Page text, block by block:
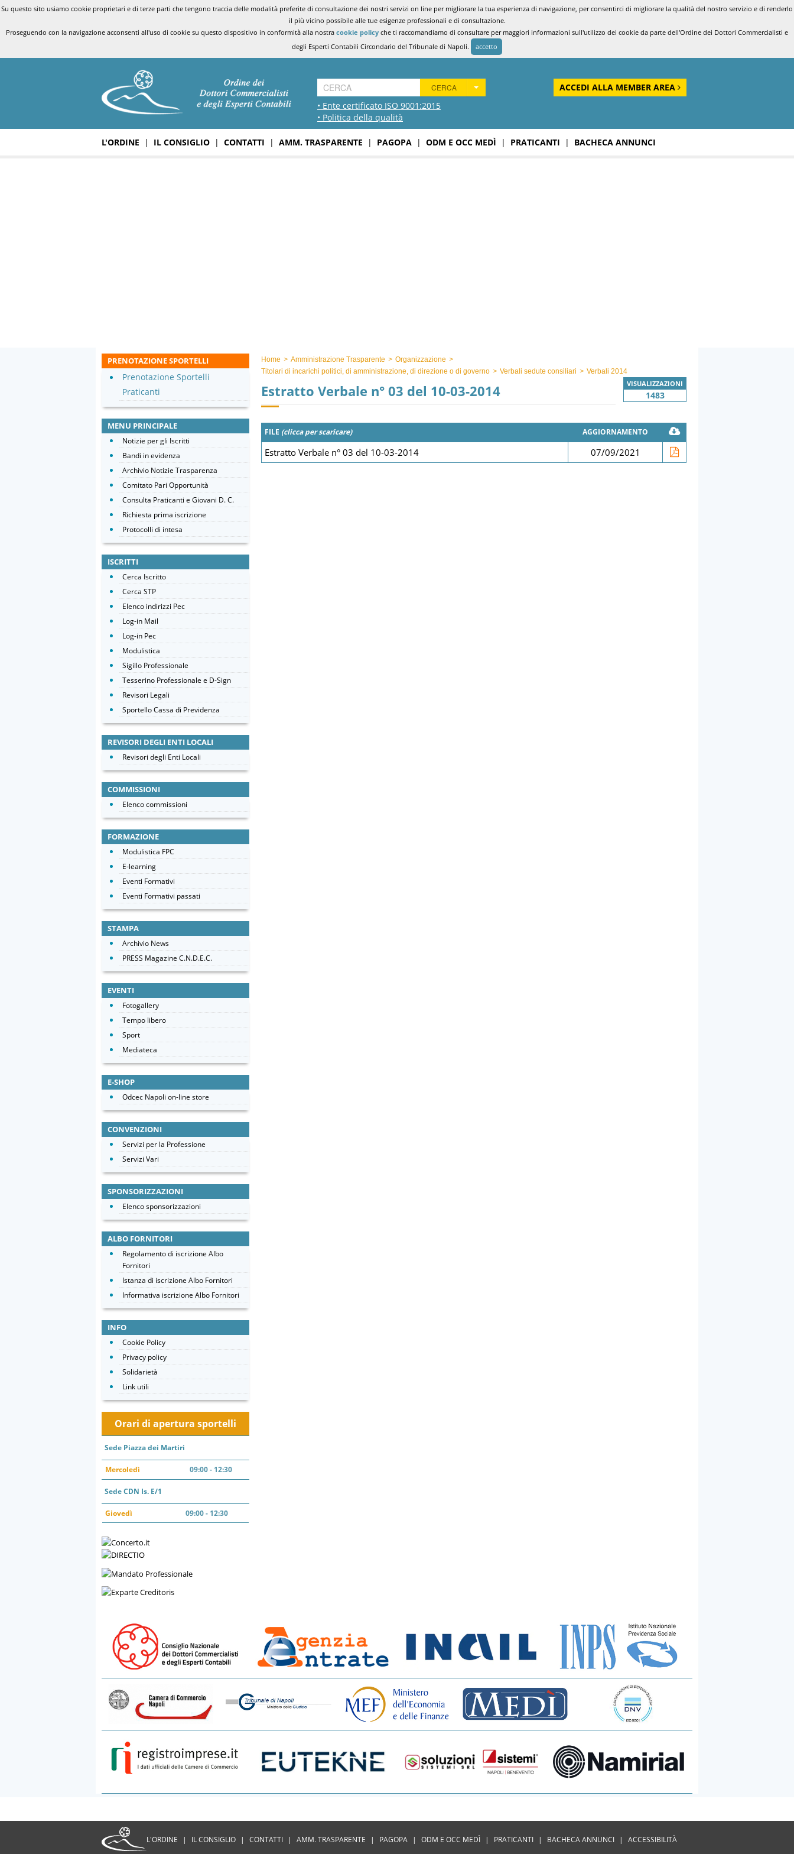
Su questo sito usiamo cookie proprietari e di terze parti che tengono traccia delle modalità preferite di consultazione dei nostri servizi on line per migliorare la tua esperienza di navigazione, per consentirci di migliorare la qualità del nostro servizio e di renderlo
il più vicino possibile alle tue esigenze professionali e di consultazione.
Proseguendo con la navigazione acconsenti all'uso di cookie su questo dispositivo in conformità alla nostra cookie policy che ti raccomandiamo di consultare per maggiori informazioni sull'utilizzo dei cookie da parte dell'Ordine dei Dottori Commercialisti e
degli Esperti Contabili Circondario del Tribunale di Napoli.
accetto
• Ente certificato ISO 9001:2015
• Politica della qualità
CERCA ACCEDI ALLA MEMBER AREA
L'ORDINE | IL CONSIGLIO | CONTATTI | AMM. TRASPARENTE | PAGOPA | ODM E OCC MEDÌ | PRATICANTI | BACHECA ANNUNCI
Home > Amministrazione Trasparente > Organizzazione >
Titolari di incarichi politici, di amministrazione, di direzione o di governo > Verbali sedute consiliari > Verbali 2014
Estratto Verbale n° 03 del 10-03-2014 VISUALIZZAZIONI
1483
FILE (clicca per scaricare) AGGIORNAMENTO
Estratto Verbale n° 03 del 10-03-2014 07/09/2021
PRENOTAZIONE SPORTELLI
Prenotazione Sportelli
Praticanti
MENU PRINCIPALE
Notizie per gli Iscritti
Bandi in evidenza
Archivio Notizie Trasparenza
Comitato Pari Opportunità
Consulta Praticanti e Giovani D. C.
Richiesta prima iscrizione
Protocolli di intesa
ISCRITTI
Cerca Iscritto
Cerca STP
Elenco indirizzi Pec
Log-in Mail
Log-in Pec
Modulistica
Sigillo Professionale
Tesserino Professionale e D-Sign
Revisori Legali
Sportello Cassa di Previdenza
REVISORI DEGLI ENTI LOCALI
Revisori degli Enti Locali
COMMISSIONI
Elenco commissioni
FORMAZIONE
Modulistica FPC
E-learning
Eventi Formativi
Eventi Formativi passati
STAMPA
Archivio News
PRESS Magazine C.N.D.E.C.
EVENTI
Fotogallery
Tempo libero
Sport
Mediateca
E-SHOP
Odcec Napoli on-line store
CONVENZIONI
Servizi per la Professione
Servizi Vari
SPONSORIZZAZIONI
Elenco sponsorizzazioni
ALBO FORNITORI
Regolamento di iscrizione Albo
Fornitori
Istanza di iscrizione Albo Fornitori
Informativa iscrizione Albo Fornitori
INFO
Cookie Policy
Privacy policy
Solidarietà
Link utili
Orari di apertura sportelli
Sede Piazza dei Martiri
Mercoledì 09:00 - 12:30
Sede CDN Is. E/1
Giovedì 09:00 - 12:30
L'ORDINE | IL CONSIGLIO | CONTATTI | AMM. TRASPARENTE | PAGOPA | ODM E OCC MEDÌ | PRATICANTI | BACHECA ANNUNCI | ACCESSIBILITÀ